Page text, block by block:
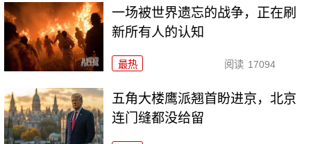
一场被世界遗忘的战争，正在刷
新所有人的认知
最热 阅读 17094
五角大楼鹰派翘首盼进京，北京
连门缝都没给留